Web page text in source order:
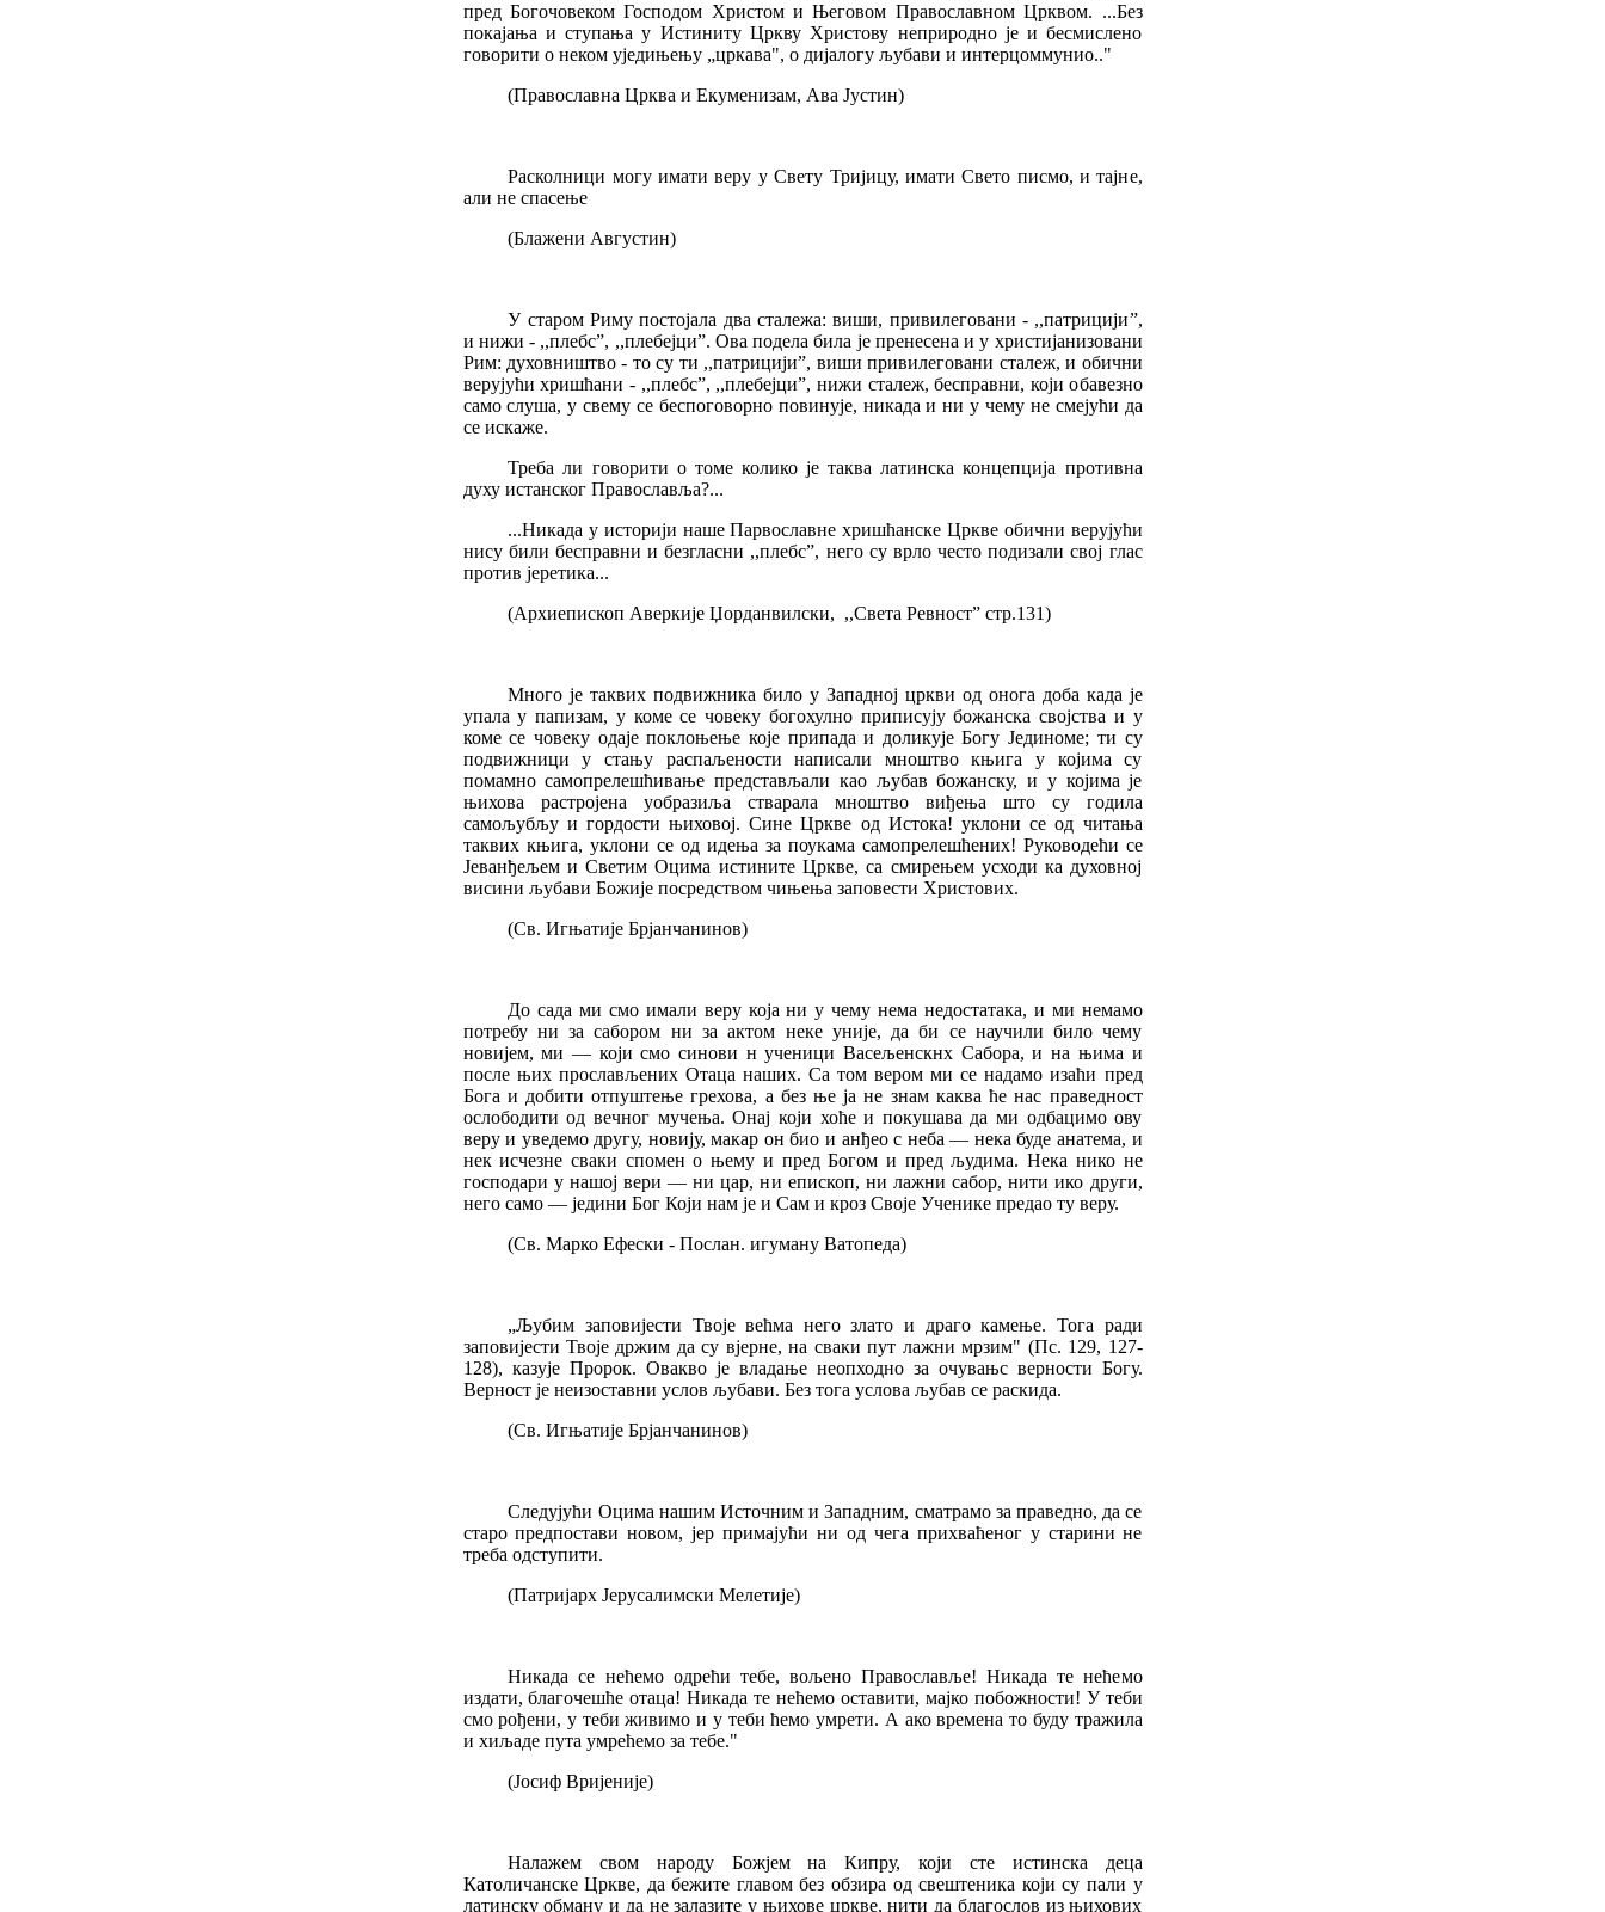
пред Богочовеком Господом Христом и Његовом Православном Црквом. ...Без
покајања и ступања у Истиниту Цркву Христову неприродно је и бесмислено
говорити о неком уједињењу „цркава", о дијалогу љубави и интерцоммунио.."
(Православна Црква и Екуменизам, Ава Јустин)
Расколници могу имати веру у Свету Тријицу, имати Свето писмо, и тајне,
али не спасење
(Блажени Августин)
У старом Риму постојала два сталежа: виши, привилеговани - ,,патрицији”,
и нижи - ,,плебс”, ,,плебејци”. Oва подела била је пренесена и у христијанизовани
Рим: духовништво - то су ти ,,патрицији”, виши привилеговани сталеж, и обични
верујући хришћани - ,,плебс”, ,,плебејци”, нижи сталеж, бесправни, који обавезно
само слуша, у свему се беспоговорно повинује, никада и ни у чему не смејући да
се искаже.
Треба ли говорити о томе колико је таква латинска концепција противна
духу истанског Православља?...
...Никада у историји наше Парвославне хришћанске Цркве обични верујући
нису били бесправни и безгласни ,,плебс”, него су врло често подизали свој глас
против јеретика...
(Архиепископ Аверкије Џорданвилски, ,,Света Ревност” стр.131)
Много је таквих подвижника било у Западној цркви од онога доба када је
упала у папизам, у коме се човеку богохулно приписују божанска својства и у
коме се човеку одаје поклоњење које припада и доликује Богу Јединоме; ти су
подвижници у стању распаљености написали мноштво књига у којима су
помамно самопрелешћивање представљали као љубав божанску, и у којима је
њихова растројена уобразиља стварала мноштво виђења што су годила
самољубљу и гордости њиховој. Сине Цркве од Истока! уклони се од читања
таквих књига, уклони се од идења за поукама самопрелешћених! Руководећи се
Јеванђељем и Светим Оцима истините Цркве, са смирењем усходи ка духовној
висини љубави Божије посредством чињења заповести Христових.
(Св. Игњатије Брјанчанинов)
До сада ми смо имали веру која ни у чему нема недостатака, и ми немамо
потребу ни за сабором ни за актом неке уније, да би се научили било чему
новијем, ми — који смо синови н ученици Васељенскнх Сабора, и на њима и
после њих прослављених Отаца наших. Са том вером ми се надамо изаћи пред
Бога и добити отпуштење грехова, а без ње ја не знам каква ће нас праведност
ослободити од вечног мучења. Онај који хоће и покушава да ми одбацимо ову
веру и уведемо другу, новију, макар он био и анђео с неба — нека буде анатема, и
нек исчезне сваки спомен о њему и пред Богом и пред људима. Нека нико не
господари у нашој вери — ни цар, ни епископ, ни лажни сабор, нити ико други,
него само — једини Бог Који нам је и Сам и кроз Своје Ученике предао ту веру.
(Св. Марко Ефески - Послан. игуману Ватопеда)
„Љубим заповијести Твоје већма него злато и драго камење. Тога ради
заповијести Твоје држим да су вјерне, на сваки пут лажни мрзим" (Пс. 129, 127-
128), казује Пророк. Овакво је владање неопходно за очувањс верности Богу.
Верност је неизоставни услов љубави. Без тога услова љубав се раскида.
(Св. Игњатије Брјанчанинов)
Следујући Оцима нашим Источним и Западним, сматрамо за праведно, да се
старо предпостави новом, јер примајући ни од чега прихваћеног у старини не
треба одступити.
(Патријарх Јерусалимски Мелетије)
Никада се нећемо одрећи тебе, вољено Православље! Никада те нећемо
издати, благочешће отаца! Никада те нећемо оставити, мајко побожности! У теби
смо рођени, у теби живимо и у теби ћемо умрети. А ако времена то буду тражила
и хиљаде пута умрећемо за тебе."
(Јосиф Вријеније)
Налажем свом народу Божјем на Кипру, који сте истинска деца
Католичанске Цркве, да бежите главом без обзира од свештеника који су пали у
латинску обману и да не залазите у њихове цркве, нити да благослов из њихових